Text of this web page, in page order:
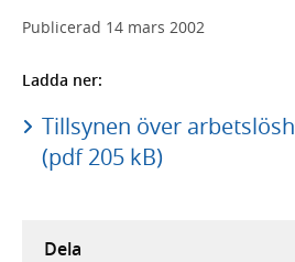
Publicerad 14 mars 2002
Ladda ner:
Tillsynen över
(pdf 205 kB)
Dela